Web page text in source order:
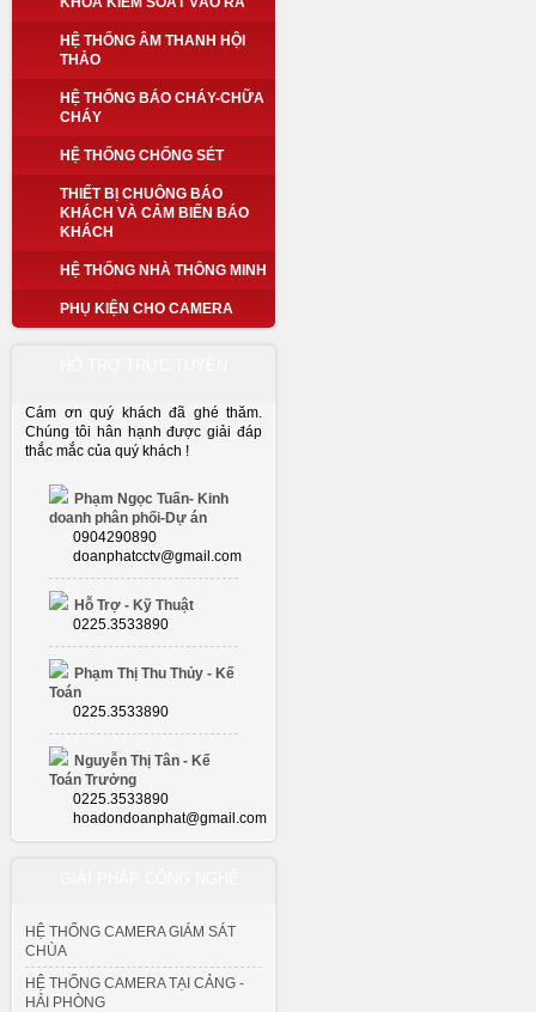
HỆ THỐNG ÂM THANH HỘI
THẢO
HỆ THỐNG BÁO CHÁY-CHỮA
CHÁY
HỆ THỐNG CHỐNG SÉT
THIẾT BỊ CHUÔNG BÁO
KHÁCH VÀ CẢM BIẾN BÁO
KHÁCH
HỆ THỐNG NHÀ THÔNG MINH
PHỤ KIỆN CHO CAMERA
Cám ơn quý khách đã ghé thăm.
Chúng tôi hân hạnh được giải đáp
thắc mắc của quý khách !
Phạm Ngọc Tuấn- Kinh
doanh phân phối-Dự án
0904290890
doanphatcctv@gmail.com
Hỗ Trợ - Kỹ Thuật
0225.3533890
Phạm Thị Thu Thủy - Kế
Toán
0225.3533890
Nguyễn Thị Tân - Kế
Toán Trưởng
0225.3533890
hoadondoanphat@gmail.com
HỆ THỐNG CAMERA GIÁM SÁT
CHÙA
HỆ THỐNG CAMERA TẠI CẢNG -
HẢI PHÒNG